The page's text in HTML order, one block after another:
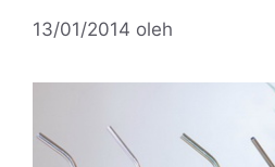
13/01/2014 oleh